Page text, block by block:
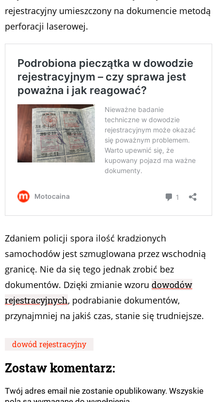
rejestracyjny umieszczony na dokumencie metodą
perforacji laserowej.
Zdaniem policji spora ilość kradzionych
samochodów jest szmuglowana przez wschodnią
granicę. Nie da się tego jednak zrobić bez
dokumentów. Dzięki zmianie wzoru dowodów
rejestracyjnych, podrabianie dokumentów,
przynajmniej na jakiś czas, stanie się trudniejsze.
dowód rejestracyjny
Zostaw komentarz:
Twój adres email nie zostanie opublikowany. Wszyskie